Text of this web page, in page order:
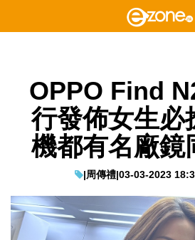
OPPO Find
行發佈女生必
機都有名廠鏡
|周傳禮|03-03-2023